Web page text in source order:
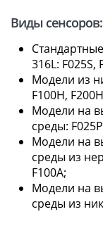
Виды сенсоров:
316L: F025S,
Модели из
F100H,
Модели на
среды:
Модели на
среды из
F100А;
Модели на
среды из